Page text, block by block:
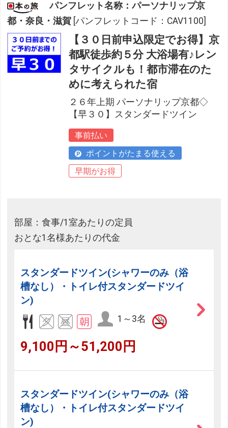
パンフレット名称：パーソナリップ京
都・奈良・滋賀 [パンフレットコード：CAV1100]
【３０日前申込限定でお得】京
都駅徒歩約５分 大浴場有♪レン
タサイクルも！都市滞在のた
めに考えられた宿
２６年上期 パーソナリップ京都◇
【早３０】スタンダードツイン
事前払い
ポイントがたまる使える
早期がお得
部屋：食事/1室あたりの定員
おとな1名様あたりの代金
スタンダードツイン(シャワーのみ（浴
槽なし）・トイレ付スタンダードツイ
ン)
1～3名
9,100円～51,200円
スタンダードツイン(シャワーのみ（浴
槽なし）・トイレ付スタンダードツイ
ン)